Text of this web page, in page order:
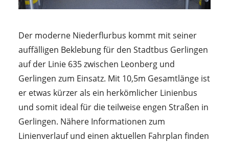
Der moderne Niederflurbus kommt mit seiner
auffälligen Beklebung für den Stadtbus Gerlingen
auf der Linie 635 zwischen Leonberg und
Gerlingen zum Einsatz. Mit 10,5m Gesamtlänge ist
er etwas kürzer als ein herkömlicher Linienbus
und somit ideal für die teilweise engen Straßen in
Gerlingen. Nähere Informationen zum
Linienverlauf und einen aktuellen Fahrplan finden